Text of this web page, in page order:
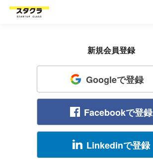
新規会員登録
Googleで登録
Facebookで登録
Linkedinで登録